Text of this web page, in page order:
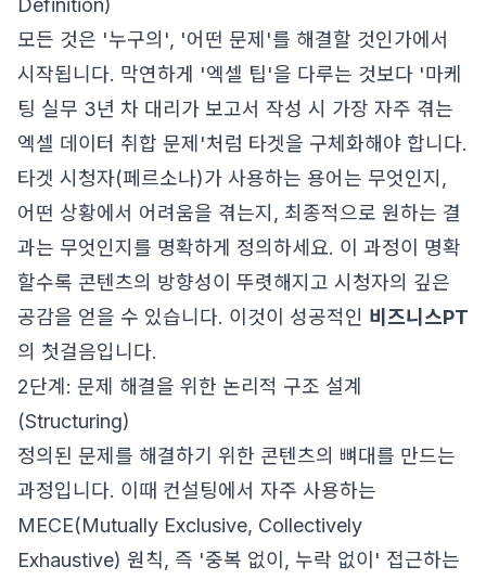
Definition)
모든 것은 '누구의', '어떤 문제'를 해결할 것인가에서
시작됩니다. 막연하게 '엑셀 팁'을 다루는 것보다 '마케
팅 실무 3년 차 대리가 보고서 작성 시 가장 자주 겪는
엑셀 데이터 취합 문제'처럼 타겟을 구체화해야 합니다.
타겟 시청자(페르소나)가 사용하는 용어는 무엇인지,
어떤 상황에서 어려움을 겪는지, 최종적으로 원하는 결
과는 무엇인지를 명확하게 정의하세요. 이 과정이 명확
할수록 콘텐츠의 방향성이 뚜렷해지고 시청자의 깊은
공감을 얻을 수 있습니다. 이것이 성공적인 비즈니스PT
의 첫걸음입니다.
2단계: 문제 해결을 위한 논리적 구조 설계
(Structuring)
정의된 문제를 해결하기 위한 콘텐츠의 뼈대를 만드는
과정입니다. 이때 컨설팅에서 자주 사용하는
MECE(Mutually Exclusive, Collectively
Exhaustive) 원칙, 즉 '중복 없이, 누락 없이' 접근하는